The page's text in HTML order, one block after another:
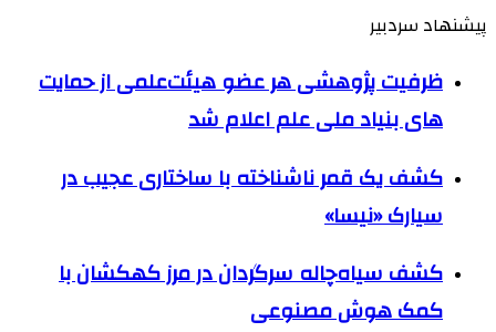
پیشنهاد سردبیر
ظرفیت پژوهشی هر عضو هیئت‌علمی از حمایت
های بنیاد ملی علم اعلام شد
کشف یک قمر ناشناخته با ساختاری عجیب در
سیارک «نیسا»
کشف سیاه‌چاله سرگردان در مرز کهکشان با
کمک هوش مصنوعی